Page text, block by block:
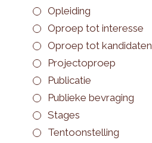
Opleiding
Oproep tot interesse
Oproep tot kandidaten
Projectoproep
Publicatie
Publieke bevraging
Stages
Tentoonstelling